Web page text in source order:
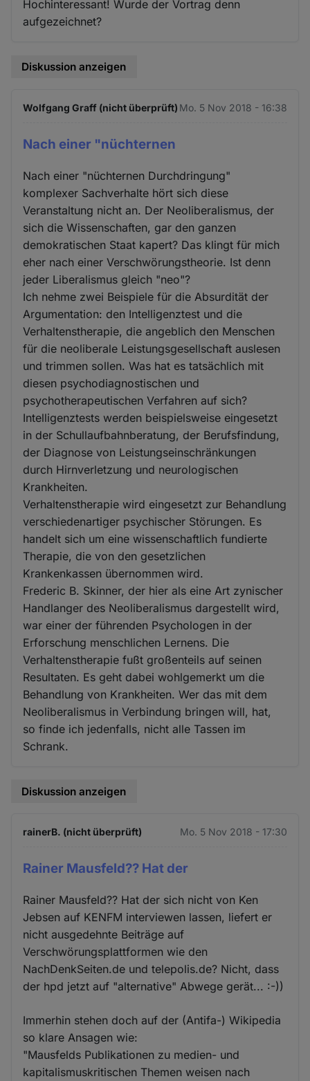
Hochinteressant! Wurde der Vortrag denn
aufgezeichnet?
Diskussion anzeigen
Wolfgang Graff (nicht überprüft) Mo. 5 Nov 2018 - 16:38
Nach einer "nüchternen
Nach einer "nüchternen Durchdringung"
komplexer Sachverhalte hört sich diese
Veranstaltung nicht an. Der Neoliberalismus, der
sich die Wissenschaften, gar den ganzen
demokratischen Staat kapert? Das klingt für mich
eher nach einer Verschwörungstheorie. Ist denn
jeder Liberalismus gleich "neo"?
Ich nehme zwei Beispiele für die Absurdität der
Argumentation: den Intelligenztest und die
Verhaltenstherapie, die angeblich den Menschen
für die neoliberale Leistungsgesellschaft auslesen
und trimmen sollen. Was hat es tatsächlich mit
diesen psychodiagnostischen und
psychotherapeutischen Verfahren auf sich?
Intelligenztests werden beispielsweise eingesetzt
in der Schullaufbahnberatung, der Berufsfindung,
der Diagnose von Leistungseinschränkungen
durch Hirnverletzung und neurologischen
Krankheiten.
Verhaltenstherapie wird eingesetzt zur Behandlung
verschiedenartiger psychischer Störungen. Es
handelt sich um eine wissenschaftlich fundierte
Therapie, die von den gesetzlichen
Krankenkassen übernommen wird.
Frederic B. Skinner, der hier als eine Art zynischer
Handlanger des Neoliberalismus dargestellt wird,
war einer der führenden Psychologen in der
Erforschung menschlichen Lernens. Die
Verhaltenstherapie fußt großenteils auf seinen
Resultaten. Es geht dabei wohlgemerkt um die
Behandlung von Krankheiten. Wer das mit dem
Neoliberalismus in Verbindung bringen will, hat,
so finde ich jedenfalls, nicht alle Tassen im
Schrank.
Diskussion anzeigen
rainerB. (nicht überprüft) Mo. 5 Nov 2018 - 17:30
Rainer Mausfeld?? Hat der
Rainer Mausfeld?? Hat der sich nicht von Ken
Jebsen auf KENFM interviewen lassen, liefert er
nicht ausgedehnte Beiträge auf
Verschwörungsplattformen wie den
NachDenkSeiten.de und telepolis.de? Nicht, dass
der hpd jetzt auf "alternative" Abwege gerät... :-))
Immerhin stehen doch auf der (Antifa-) Wikipedia
so klare Ansagen wie:
"Mausfelds Publikationen zu medien- und
kapitalismuskritischen Themen weisen nach